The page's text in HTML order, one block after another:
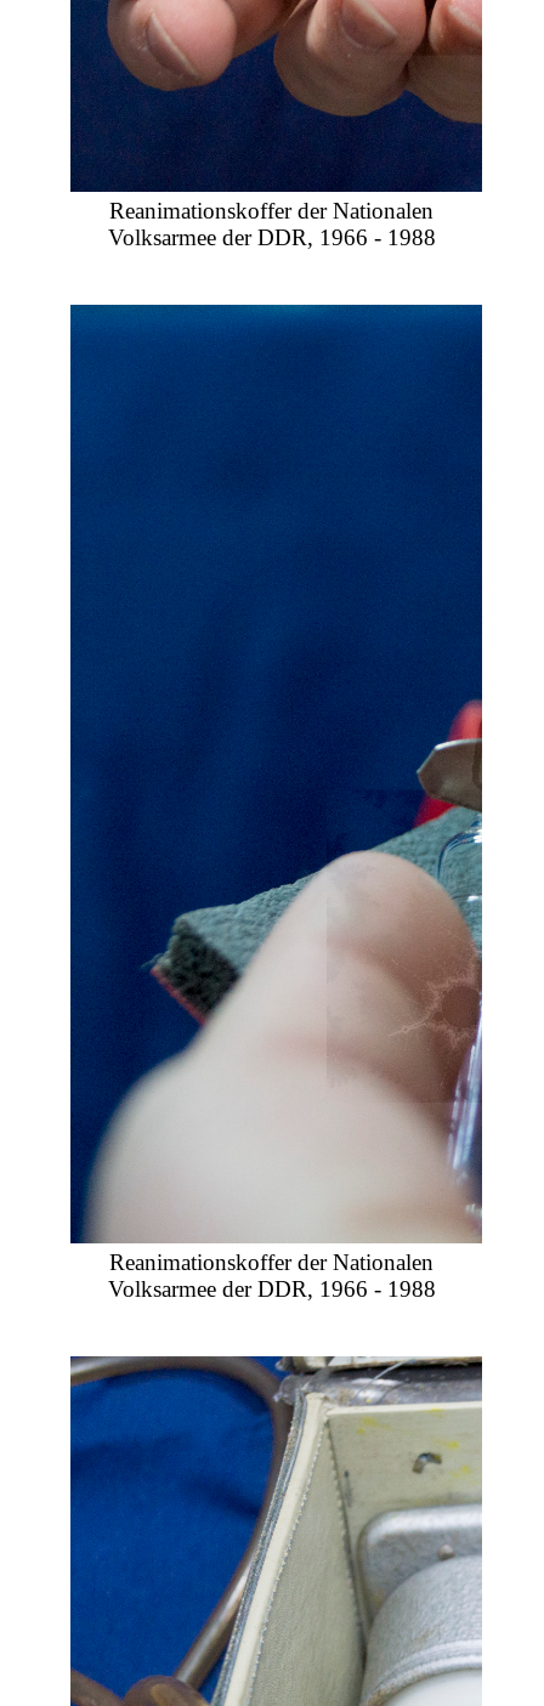
Reanimationskoffer der Nationalen
Volksarmee der DDR, 1966 - 1988
Reanimationskoffer der Nationalen
Volksarmee der DDR, 1966 - 1988